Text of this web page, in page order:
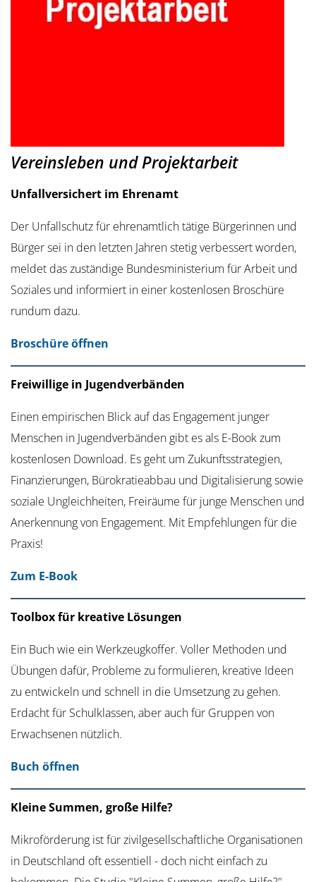
Vereinsleben und Projektarbeit
Unfallversichert im Ehrenamt
Der Unfallschutz für ehrenamtlich tätige Bürgerinnen und
Bürger sei in den letzten Jahren stetig verbessert worden,
meldet das zuständige Bundesministerium für Arbeit und
Soziales und informiert in einer kostenlosen Broschüre
rundum dazu.
Broschüre öffnen
Freiwillige in Jugendverbänden
Einen empirischen Blick auf das Engagement junger
Menschen in Jugendverbänden gibt es als E-Book zum
kostenlosen Download. Es geht um Zukunftsstrategien,
Finanzierungen, Bürokratieabbau und Digitalisierung sowie
soziale Ungleichheiten, Freiräume für junge Menschen und
Anerkennung von Engagement. Mit Empfehlungen für die
Praxis!
Zum E-Book
Toolbox für kreative Lösungen
Ein Buch wie ein Werkzeugkoffer. Voller Methoden und
Übungen dafür, Probleme zu formulieren, kreative Ideen
zu entwickeln und schnell in die Umsetzung zu gehen.
Erdacht für Schulklassen, aber auch für Gruppen von
Erwachsenen nützlich.
Buch öffnen
Kleine Summen, große Hilfe?
Mikroförderung ist für zivilgesellschaftliche Organisationen
in Deutschland oft essentiell - doch nicht einfach zu